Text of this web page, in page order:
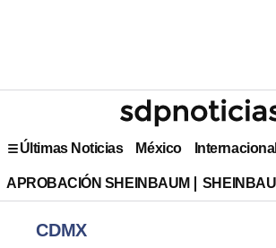
Últimas Noticias México Internacional
APROBACIÓN SHEINBAUM
CDMX